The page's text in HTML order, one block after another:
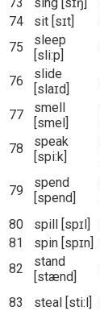
74
sit [sɪt]
75
sleep
[sli:p]
76
slide
[slaɪd]
77
smell
[smel]
78
speak
[spi:k]
79
spend
[spend]
80
spill [spɪl]
81
spin [spɪn]
82
stand
[stænd]
83 steal [sti:l]